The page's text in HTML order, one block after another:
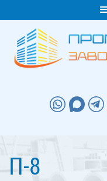
П-8